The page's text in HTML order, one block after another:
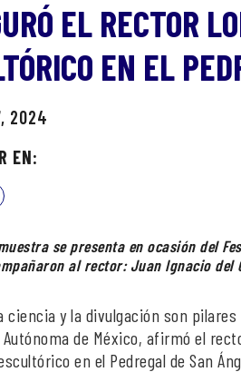
EL RECTOR
EN EL
2024
EN:
se presenta en ocasión del
al rector: Juan Ignacio del
ciencia y la divulgación son
de México, afirmó el
en el Pedregal de San